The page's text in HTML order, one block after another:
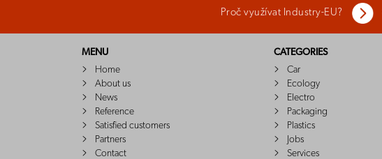
Proč využívat Industry-EU?
MENU
Home
About us
News
Reference
Satisfied customers
Partners
Contact
CATEGORIES
Car
Ecology
Electro
Packaging
Plastics
Jobs
Services